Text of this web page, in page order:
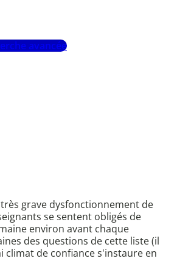
avancée
grave dysfonctionnement de
se sentent obligés de
environ avant chaque
des questions de cette liste (il
climat de confiance s'instaure en